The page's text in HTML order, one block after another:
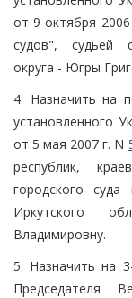
от 9 октября 2006
судов", судьей
округа - Югры
4. Назначить на
установленного
от 5 мая 2007 г. N
республик,
городского
Иркутского
Владимировну.
5. Назначить на
Председателя